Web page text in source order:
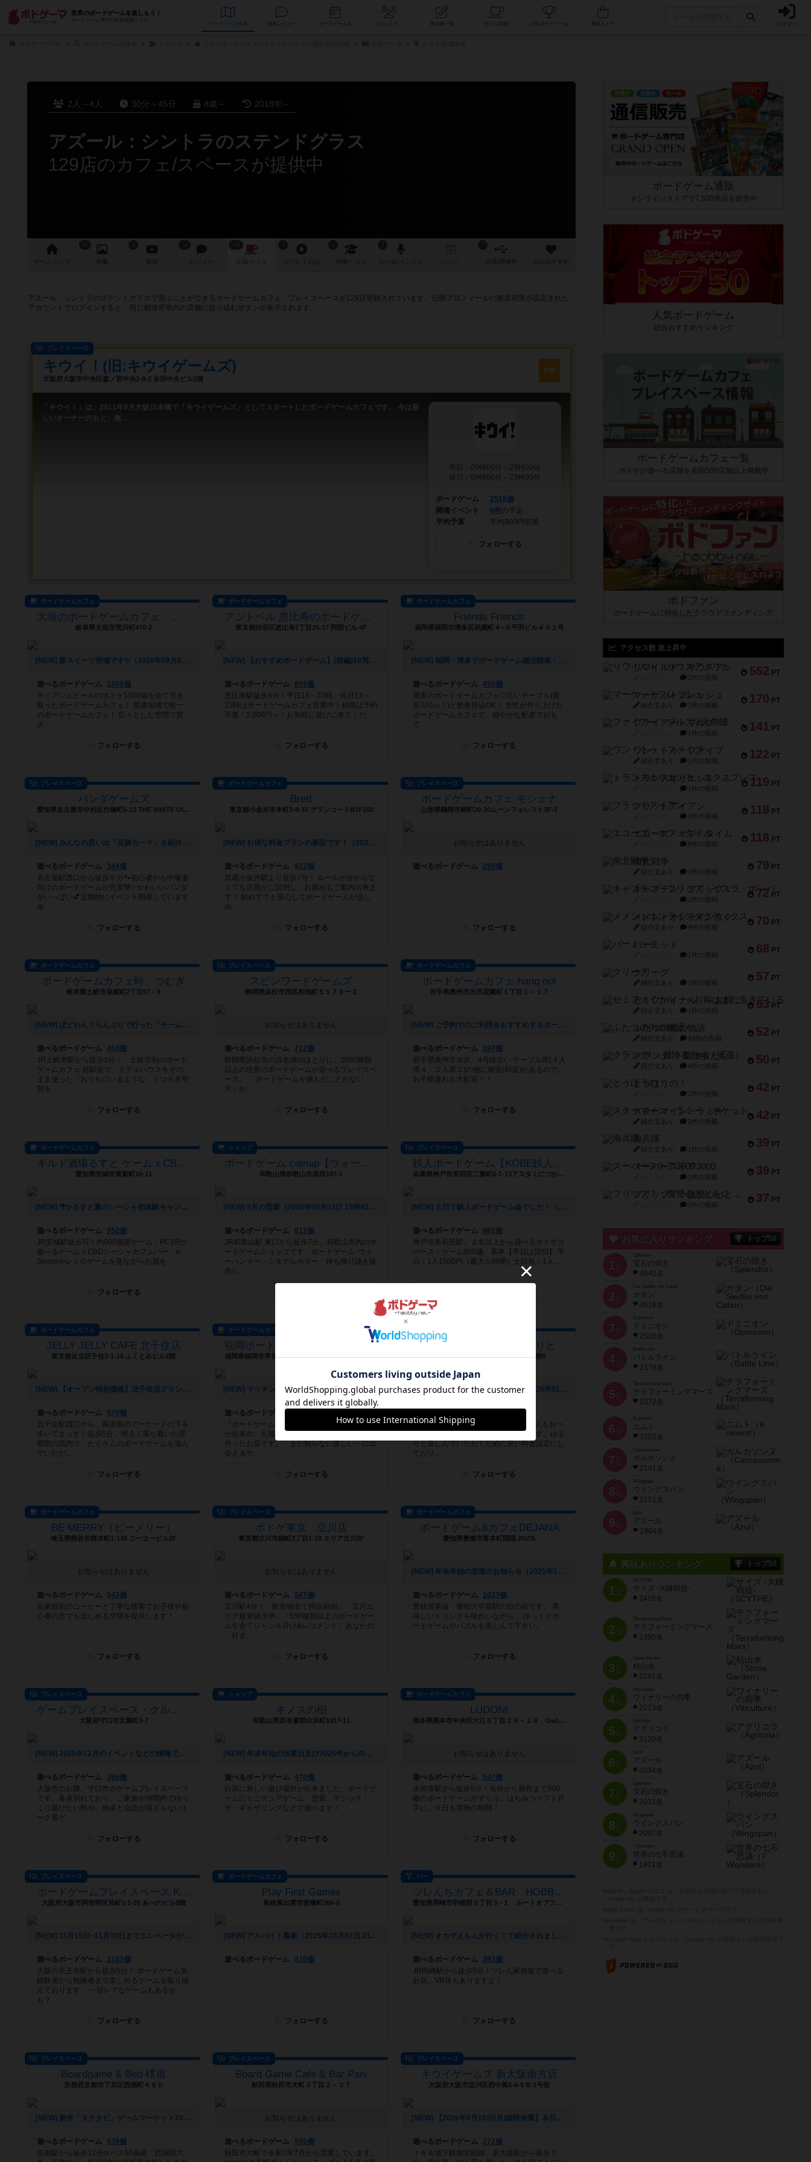
世界のボードゲームを楽しもう！
ボードゲーム専門の総合情報サイト
データベース コミュニティ 人気ボードゲーム ログイン
2人～4人 30分～45分 8歳～ 2018年～
アズール：シントラのステンドグラス
129店のカフェ/スペースが提供中
ゲーム 画像 レビュー 店舗/ カフェ 戦略 作 次のおすすめ
アズール：シントラのステンドグラスで遊ぶことができるボードゲームカフェ・プレイスペースが129店登録されています。公開プロフィールの都道府県が設定された
アカウントでログインすると、同じ都道府県内の店舗に絞り込むボタンが表示されます。
プレイスペース
キウイ！(旧:キウイゲームズ)
大阪府大阪市中央区森ノ宮中央2-8-2 永田中央ビル2階
PR
「キウイ！」は、2011年9月大阪日本橋で「キウイゲームズ」としてスタートしたボードゲームカフェです。 今は新
しいオーナーのもと、無...
平日：09時00分～23時00分
休日：09時00分～23時00分
ボードゲーム
2518個
開催イベント
0件の予定
平均予算
平均800円前後
フォローする
ボードゲームカフェ
大垣のボードゲームカフェ 黒やぎさん
岐阜県大垣市荒川町470-2
[NEW] 新スイーツ登場です✨️（2026年08月07日 17時00分）
遊べるボードゲーム
1206個
ディアシュピールのボドゲ1500個を全て引き
取ったボードゲームカフェ！ 西濃地域で唯一
のボードゲームカフェ！ 広々とした空間で贅
沢...
フォローする
ボードゲームカフェ
アジトベル 恵比寿のボードゲームカフェ
東京都渋谷区恵比寿1丁目26-17 阿部ビル 4F
[NEW] 【おすすめボードゲーム】(前編)10周年企画！10年前から大活躍のボードゲーム【#163】をあげました（2026年08月06日 00時03分）
遊べるボードゲーム
859個
恵比寿駅徒歩8分！平日18～23時、休日13～
23時はボードゲームカフェ営業中！相席は予約
不要！2,000円～！お気軽に遊びに来てくだ...
フォローする
ボードゲームカフェ
Friends Friends
福岡県福岡市博多区祇園町４−６平田ビル４０１号
[NEW] 福岡・博多でボードゲーム婚活開催！8月29日㈰（2026年08月05日 16時55分）
遊べるボードゲーム
455個
博多のボードゲームカフェ♡広いテーブル(最
長220㎝！)と飲食持込OK！ 女性が作り上げた
ボードゲームカフェで、細やかな配慮でおも
て...
フォローする
プレイスペース
パンダゲームズ
愛知県名古屋市中村区竹橋町5-13 THE WHITE OISE 204
[NEW] みんなの思い出「足跡カード」を紹介（2026年08月01日 18時17分）
遊べるボードゲーム
344個
名古屋駅西口から徒歩５分🐾初心者から中級者
向けのボードゲームが充実🐼✨かわいいパンダ
がいっぱい💕定期的にイベント開催しています
📅
フォローする
ボードゲームカフェ
Brett
東京都小金井市本町3-8-10 グランコートB1F102
[NEW] お得な料金プランの新設です！（2026年07月28日 14時15分）
遊べるボードゲーム
922個
武蔵小金井駅より徒歩7分！ ルールが分からな
くても店員がご説明し、お薦めもご案内出来ま
す！ 始めてでも安心してボードゲームが楽し
め...
フォローする
プレイスペース
ボードゲームカフェ モシェナ
山形県鶴岡市錦町20-20ムーンフォレスト3F-2
お知らせはありません
遊べるボードゲーム 290個
フォローする
ボードゲームカフェ
ボードゲームカフェ時、つむぎ
岐阜県土岐市泉郷町2丁目57－9
[NEW] ぼどわんぐらんぷりで行った「チーム戦宝石の煌めき」のルールについて（2026年07月11日 16時35分）
遊べるボードゲーム
454個
JR土岐市駅から徒歩3分！ 土岐市初のボード
ゲームカフェ 超駅近で、モデルハウスをその
まま使った「おうちにいるような」くつろぎ空
間を...
フォローする
プレイスペース
スピンワードゲームズ
静岡県浜松市西区和地町５１７９ー２
お知らせはありません
遊べるボードゲーム
712個
静岡県浜松市の浜名湖のほとりに、2000種類
以上の世界のボードゲームが遊べるプレイスペ
ース。 「ボードゲームを遊んだことがない
方」か...
フォローする
ボードゲームカフェ
ボードゲームカフェ hang out
岩手県奥州市水沢花園町１丁目１－１７
[NEW] ご予約でのご利用をおすすめするボードゲーム（2026年07月04日 11時59分）
遊べるボードゲーム
597個
岩手県奥州市水沢 4号線沿い テーブル席(４人
席４・２人席２)の他に個室(和室)があるので、
お子様連れも大歓迎！！
フォローする
ボードゲームカフェ
ギルド酒場るすと ゲームｘCBDシーシャカフェバー
愛知県安城市東新町10-11
[NEW] 🌴✨るすと夏のシーシャ初体験キャンペーン✨🌴（2026年06月03日 02時03分）
遊べるボードゲーム
952個
JR安城駅徒歩可！約900個超ゲーム・PCVRが
遊べるゲームｘCBDシーシャカフェバー。e-
Sportsやレトロゲームを見ながらお酒を...
フォローする
ショップ
ボードゲーム catnap【ウォーハンマー・シタデルカラー取扱店】
和歌山県和歌山市黒田197-1
[NEW] 5月の営業（2026年05月03日 15時42分）
遊べるボードゲーム
612個
JR和歌山駅 東口から徒歩7分。和歌山市内のボ
ードゲームショップです。ボードゲーム･ウォ
ーハンマー・シタデルカラー・持ち帰り謎を販
売し...
プレイスペース
鉄人ボードゲーム【KOBE鉄人三国志ギャラリー】
兵庫県神戸市長田区二葉町6-1-13アスタくにづか6番館東棟1階
[NEW] 土日で鉄人ボードゲーム会でした！（2026年04月07日 21時31分）
遊べるボードゲーム
861個
神戸市新長田駅。２名以上から遊べるボドゲス
ペース！ゲーム800越。基本【平日は貸切】 平
日：1人1500円（最大５時間）土日祝：1人...
ボードゲームカフェ
JELLY JELLY CAFE 北千住店
東京都足立区千住3-1-16 ふくとみビル2階
[NEW] 【オープン特別価格】北千住店グランドオープンとキャンペーンのご案内（2026年01月09日 14時39分）
遊べるボードゲーム
570個
北千住駅西口から、商店街のアーケードの下を
歩いてまっすぐ徒歩5分。明るく落ち着いた雰
囲気の店内で、たくさんのボードゲームを遊ん
でいただ...
フォローする
ボードゲームカフェ
福岡ボードゲームカフェ Treasure Box
福岡県福岡市早良区高取1丁目1-17 アートリーチェ3F
[NEW] マッチングアプリ会員数最大手『ペアーズ』との初の【ボードゲームマッチングイベント】開催決定‼️（2026年01月06日 16時43分）
遊べるボードゲーム
『ボードゲームは身近なエンターテイメント』
が信条の、元福岡ソフトバンクホークス社員が
作ったお店です。「まだ知らない楽しい」に出
会えるサ...
フォローする
ボードゲームカフェ
ボードゲームカフェゆるりと
千葉県柏市旭町1-4-15 前沢ビル３階B
[NEW] 2026年1月のカレンダー🗓️（2026年01月01日 11時27分）
JR柏駅西口から徒歩3分！ 初めての人もお一
人様も楽しめるボードゲームカフェです。ゆる
りと楽しんでいただくために安い料金設定にし
ており...
フォローする
ボードゲームカフェ
BE MERRY（ビーメリー）
埼玉県熊谷市桜木町1-148 コーエービル2F
お知らせはありません
遊べるボードゲーム
543個
自家焙煎のコーヒーと丁寧な接客でお子様や初
心者の方でも楽しめる空間を提供します！
フォローする
プレイスペース
ボドゲ東京 立川店
東京都立川市錦町2丁目1-10 エリア立川2F
お知らせはありません
遊べるボードゲーム
547個
立川駅4分！「飲食物全て持込自由」「立川エ
リア最安値水準」「550種類以上のボードゲー
ムを全てジャンル分け&レコメンド」あなたの
「好き...
フォローする
ボードゲームカフェ
ボードゲーム&カフェDEJANA
愛知県豊橋市富本町国隠 20の5
[NEW] 年末年始の営業のお知らせ（2025年12月06日 14時31分）
遊べるボードゲーム
1023個
豊鉄渥美線 愛知大学前駅の目の前です。 美
味しいドリンクを味わいながら、 ゆっくりボ
ードゲームやパズルを楽しんで下さい。
フォローする
プレイスペース
ゲームプレイスペース・クルラコーン
大阪府守口市文園町3-7
[NEW] 2025年12月のイベントなどの情報です！（2025年12月03日 20時24分）
遊べるボードゲーム
386個
大阪市のお隣。守口市のゲームプレイスペース
です。各卓別れており、ご家族や仲間内でゆっ
くり遊びたい時や、他卓と会話が混ざらないト
ーク系ゲ...
フォローする
ショップ
キノスの樹
和歌山県西牟婁郡白浜町1417-11
[NEW] 年末年始の休業日及び2026年からの変更点について（2025年11月19日 15時50分）
遊べるボードゲーム
470個
白浜に新しい遊び場所が出来ました。ボードゲ
ームにミニチュアゲーム・塗装、マジック：
ザ・ギャザリングなどで遊べます！
フォローする
ボードゲームカフェ
LUDONI
熊本県熊本市中央区大江６丁目２９－２８ Owl大江１０２
お知らせはありません
遊べるボードゲーム
547個
水前寺駅から徒歩5分！名作から新作まで500
種のボードゲームがずらり。はちみつソフト片
手に、今日も冒険の時間！
フォローする
プレイスペース
ボードゲームプレイスペース Kinked Tail
大阪府大阪市阿倍野区旭町1-1-26 あべのビル8階
[NEW] 11月19日~11月30日までエレベータが使えなくなります。（2025年10月20日 16時13分）
遊べるボードゲーム
1103個
大阪の天王寺駅から徒歩5分！ ボードゲーム未
経験者から熟練者まで楽しめるゲームを取り揃
えております。 一部レアなゲームもあるか
も？...
フォローする
ボードゲームカフェ
Play First Games
島根県出雲市渡橋町366-6
[NEW] アルバイト募集（2025年10月02日 21時39分）
遊べるボードゲーム 410個
フォローする
バー
ツレんちカフェ＆BAR HOBBY SALOON
愛知県岡崎市羽根西３丁目５−１ ルートオブファイブ102号
[NEW] オカザえもんが行く！で紹介されました！（2025年10月02日 18時35分）
遊べるボードゲーム
393個
JR岡崎駅から徒歩5分！ツレん家感覚で遊べる
お店。VR等もありますよ！
フォローする
プレイスペース
Boardgame & Bed 樸宿
京都府京都市下京区西側町４９０
[NEW] 新作「タクタビ」ゲームマーケット2025秋 両日出展します。（2025年08月24日 11時31分）
遊べるボードゲーム
539個
京都駅から徒歩12分orバス50系統「西洞院六
プレイスペース
Board Game Cafe & Bar Pani
秋田県秋田市大町３丁目２－２７
お知らせはありません
遊べるボードゲーム
595個
秋田市大町で令和7年7月から営業しています。
プレイスペース
キウイゲームズ 新大阪南方店
大阪府大阪市淀川区西中島5-6-9 B-1号室
[NEW] 【2026年8月10日(月)臨時休業】本日はお盆営業の振替で、臨時休業させて頂きます。また明日(火)から明後日(水)まで定休日です。木曜13時から21時30分(受付終了19時)まで、休日営業で開店させて頂きます。お席に余裕がございます。お気軽にご予約ご来店下さいませ。なお再度の緊急事態宣言や自粛要請、ご予約やご来店中のお客様のご希望により、営業時間の変更や臨時休業させて頂く場合がございます。営業時間の変更にご注意下さい。JR新大阪駅から徒歩3分。学生半額割引、TRPGでのご利用も気軽に！ #西中島南方 #新大阪 #ボードゲーム #TRPG（2025年08月16日 19時14分）
遊べるボードゲーム
272個
ＪＲ＆地下鉄御堂筋線、新大阪駅から徒歩５
ボードゲーム通販
オンラインストアで7,500商品を販売中
人気ボードゲーム
総合おすすめランキング
ボードゲームカフェ一覧
ボドゲが遊べる店舗を全国500店舗以上掲載中
ボドファン
ボードゲームに特化したクラウドファンディング
アクセス数 急上昇中
552 PT
リワイルド：サウスアメリカ
2件の投稿
170 PT
マーケットフレッシュ
紹介文あり 1件の投稿
141 PT
ファイアー・ブルズ / 火牛陣
1件の投稿
122 PT
ワン・トゥ・ファイブ
紹介文あり 1件の投稿
119 PT
トランスオリエント・エクスプレス
1件の投稿
118 PT
フラットアイアン
2件の投稿
118 PT
エコーズ・オブ・タイム
8件の投稿
79 PT
南北戦争
紹介文あり 1件の投稿
72 PT
キャプテン・フリップ：イスラ・ボンバ
2件の投稿
70 PT
メメントオンラインタクティクス
紹介文あり 4件の投稿
68 PT
パーミッド
1件の投稿
57 PT
クリーグ
紹介文あり 1件の投稿
53 PT
セミファイナル ～お前はまだ生きている～
紹介文あり 1件の投稿
52 PT
ふたつの街の物語
紹介文あり 18件の投稿
50 PT
クランク! ：冒険者たち（拡張）
紹介文あり 4件の投稿
42 PT
とうほうの！
1件の投稿
42 PT
スターマイン・ラミー ポケット
紹介文あり 2件の投稿
39 PT
海兵隊
紹介文あり 1件の投稿
39 PT
スーパーストア3000
1件の投稿
37 PT
フリップ７：復讐心とともに
2件の投稿
お気に入りランキング トップ50
1 位
宝石の煌き
4042名
2 位
Die Siedler von Catan
カタン
3618名
3 位
ドミニオン
2530名
4位
Battle Line
バトルライン
2379名
5 位
Terraforming Mars
テラフォーミングマーズ
2372名
6 位
ニムト
2202名
7 位
Carcassonne
カルカソンヌ
2191名
8 位
Wingspan
ウイングスパン
2151名
9 位
Azul
アズール
1904名
興味ありランキング トップ50
1位
SCYTHE
サイズ -大鎌戦役-
2416名
2位
Terraforming Mars
テラフォーミングマーズ
2395名
3位
Stone Garden
枯山水
2281名
4位
Viticulture
ワイナリーの四季
2273名
5位
Agricola
アグリコラ
2120名
6位
Azul
アズール
2034名
7位
宝石の煌き
2031名
8位
Wingspan
ウイングスパン
2007名
9位
7 Wonders
世界の七不思議
1921名